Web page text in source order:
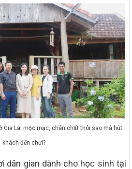
Gia Lai mộc mạc, chân chất thôi sao mà hút
khách đến chơi?
dân gian dành cho học sinh tại